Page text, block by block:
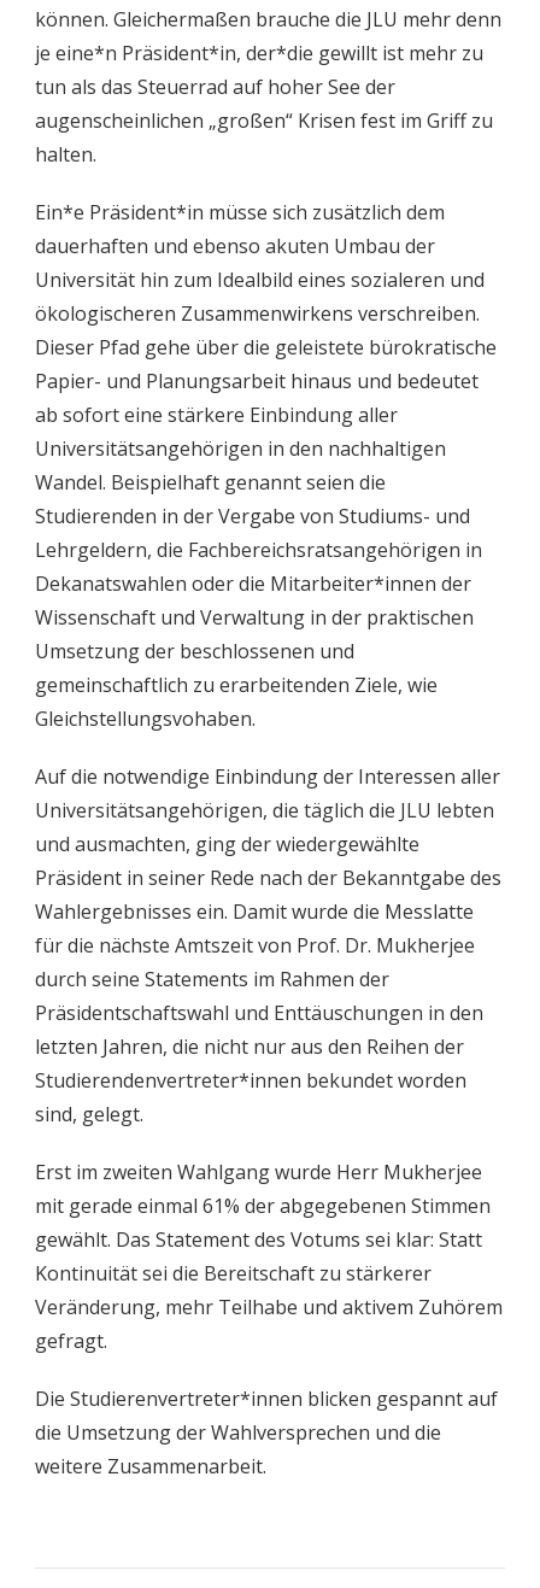
können. Gleichermaßen brauche die JLU mehr denn
je eine*n Präsident*in, der*die gewillt ist mehr zu
tun als das Steuerrad auf hoher See der
augenscheinlichen „großen“ Krisen fest im Griff zu
halten.
Ein*e Präsident*in müsse sich zusätzlich dem
dauerhaften und ebenso akuten Umbau der
Universität hin zum Idealbild eines sozialeren und
ökologischeren Zusammenwirkens verschreiben.
Dieser Pfad gehe über die geleistete bürokratische
Papier- und Planungsarbeit hinaus und bedeutet
ab sofort eine stärkere Einbindung aller
Universitätsangehörigen in den nachhaltigen
Wandel. Beispielhaft genannt seien die
Studierenden in der Vergabe von Studiums- und
Lehrgeldern, die Fachbereichsratsangehörigen in
Dekanatswahlen oder die Mitarbeiter*innen der
Wissenschaft und Verwaltung in der praktischen
Umsetzung der beschlossenen und
gemeinschaftlich zu erarbeitenden Ziele, wie
Gleichstellungsvohaben.
Auf die notwendige Einbindung der Interessen aller
Universitätsangehörigen, die täglich die JLU lebten
und ausmachten, ging der wiedergewählte
Präsident in seiner Rede nach der Bekanntgabe des
Wahlergebnisses ein. Damit wurde die Messlatte
für die nächste Amtszeit von Prof. Dr. Mukherjee
durch seine Statements im Rahmen der
Präsidentschaftswahl und Enttäuschungen in den
letzten Jahren, die nicht nur aus den Reihen der
Studierendenvertreter*innen bekundet worden
sind, gelegt.
Erst im zweiten Wahlgang wurde Herr Mukherjee
mit gerade einmal 61% der abgegebenen Stimmen
gewählt. Das Statement des Votums sei klar: Statt
Kontinuität sei die Bereitschaft zu stärkerer
Veränderung, mehr Teilhabe und aktivem Zuhörem
gefragt.
Die Studierenvertreter*innen blicken gespannt auf
die Umsetzung der Wahlversprechen und die
weitere Zusammenarbeit.